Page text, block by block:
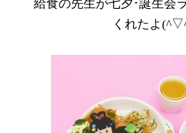
給食の先生が七夕･誕生会
くれたよ